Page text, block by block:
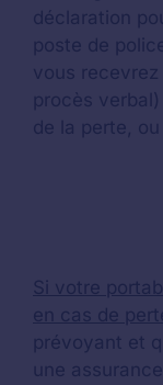
déclaration
poste de
vous
procès
de la perte,
Si votre
en cas de
prévoyant et
une